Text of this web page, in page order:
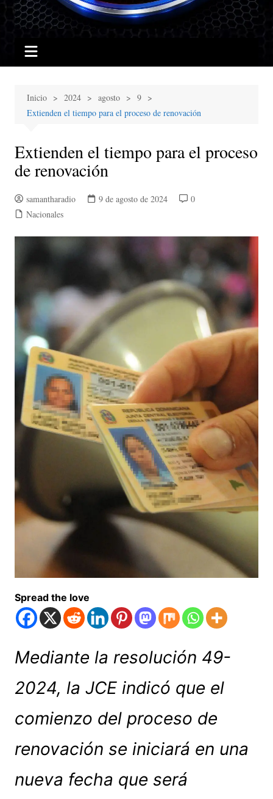
Inicio 2024 agosto
9
Extienden el tiempo para el proceso de renovación
Extienden el tiempo para el proceso
de renovación
samantharadio 9 de agosto de 2024
0
Nacionales
Spread the love
Mediante la resolución 49-
2024, la JCE indicó que el
comienzo del proceso de
renovación se iniciará en una
nueva fecha que será